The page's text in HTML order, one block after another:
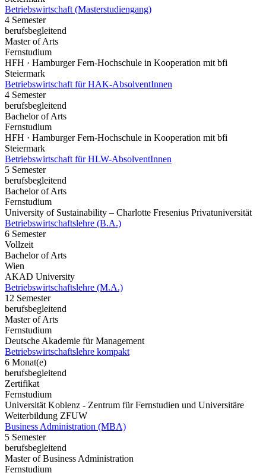
Betriebswirtschaft (Masterstudiengang)
4 Semester
berufsbegleitend
Master of Arts
Fernstudium
HFH · Hamburger Fern-Hochschule in Kooperation mit bfi
Steiermark
Betriebswirtschaft für HAK-AbsolventInnen
4 Semester
berufsbegleitend
Bachelor of Arts
Fernstudium
HFH · Hamburger Fern-Hochschule in Kooperation mit bfi
Steiermark
Betriebswirtschaft für HLW-AbsolventInnen
5 Semester
berufsbegleitend
Bachelor of Arts
Fernstudium
University of Sustainability – Charlotte Fresenius Privatuniversität
Betriebswirtschaftslehre (B.A.)
6 Semester
Vollzeit
Bachelor of Arts
Wien
AKAD University
Betriebswirtschaftslehre (M.A.)
12 Semester
berufsbegleitend
Master of Arts
Fernstudium
Deutsche Akademie für Management
Betriebswirtschaftslehre kompakt
6 Monat(e)
berufsbegleitend
Zertifikat
Fernstudium
Universität Koblenz - Zentrum für Fernstudien und Universitäre
Weiterbildung ZFUW
Business Administration (MBA)
5 Semester
berufsbegleitend
Master of Business Administration
Fernstudium